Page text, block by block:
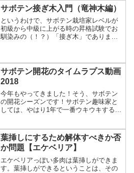
和名業界でもかなり上位です（私...
サボテン接ぎ木入門（竜神木編）
というわけで、サボテン栽培家レベルが
初級から中級に上がる時の昇格試験でお
馴染みの（！？）「接ぎ木」でありま
レンジできる季節もおおよそ決まってい
るので、勇気を出して今回頑...
サボテン開花のタイムラプス動画
2018
今年もやってきました！そう、サボテン
の開花シーズンです！サボテン趣味家と
しては、やはり1年で一番ウキウキする時
ス動画（インターバル撮影動画）とは、
ナショナルジオグラフィッ...
葉挿しにするため解体すべきか否
か問題【エケベリア】
エケベリアっぽい多肉は葉挿しができま
す。葉挿しができるということは、その